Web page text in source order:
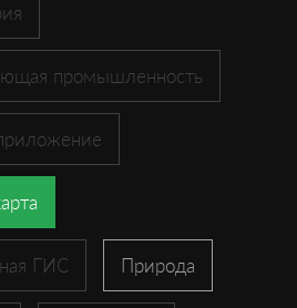
промышленность
ГИС Природа